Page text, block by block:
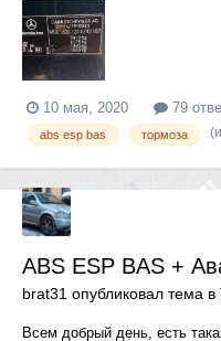
Еду на скоростном шоссе с
внедорожник, на скорости
10 мая, 2020 79
abs esp bas тормоза
ABS ESP BAS +
brat31 опубликовал тема в
Всем добрый день, есть